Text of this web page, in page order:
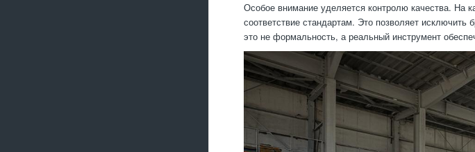
Особое внимание уделяется контролю качества. На
соответствие стандартам. Это позволяет
это не формальность, а реальный инструмент